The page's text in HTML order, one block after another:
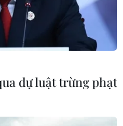
dự luật trừng phạt